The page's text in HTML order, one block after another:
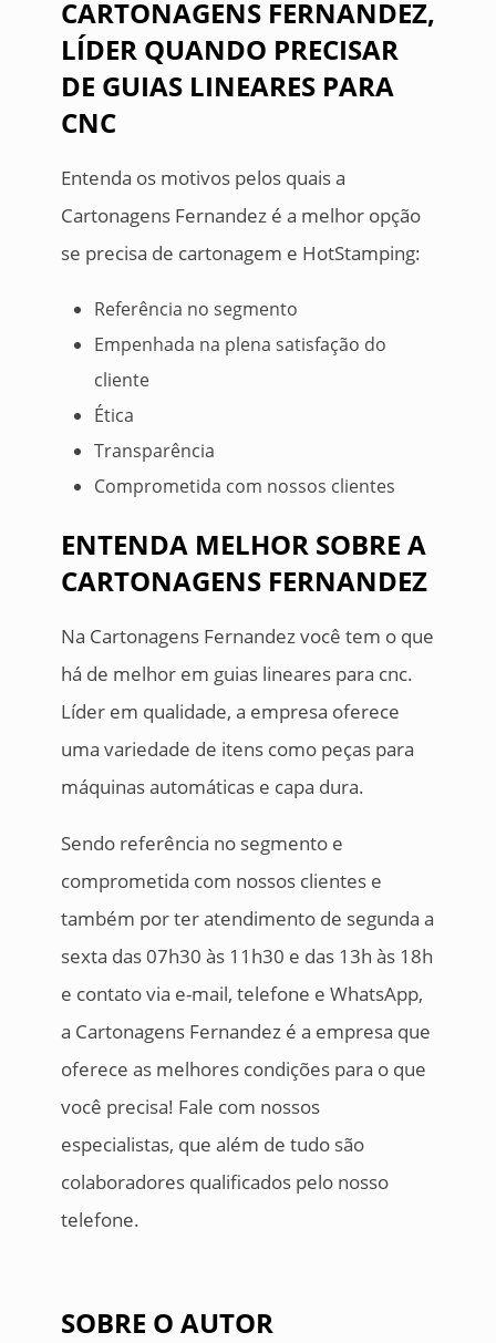
CARTONAGENS FERNANDEZ,
LÍDER QUANDO PRECISAR
DE GUIAS LINEARES PARA
CNC
Entenda os motivos pelos quais a
Cartonagens Fernandez é a melhor opção
se precisa de cartonagem e HotStamping:
Referência no segmento
Empenhada na plena satisfação do
cliente
Ética
Transparência
Comprometida com nossos clientes
ENTENDA MELHOR SOBRE A
CARTONAGENS FERNANDEZ
Na Cartonagens Fernandez você tem o que
há de melhor em guias lineares para cnc.
Líder em qualidade, a empresa oferece
uma variedade de itens como peças para
máquinas automáticas e capa dura.
Sendo referência no segmento e
comprometida com nossos clientes e
também por ter atendimento de segunda a
sexta das 07h30 às 11h30 e das 13h às 18h
e contato via e-mail, telefone e WhatsApp,
a Cartonagens Fernandez é a empresa que
oferece as melhores condições para o que
você precisa! Fale com nossos
especialistas, que além de tudo são
colaboradores qualificados pelo nosso
telefone.
SOBRE O AUTOR